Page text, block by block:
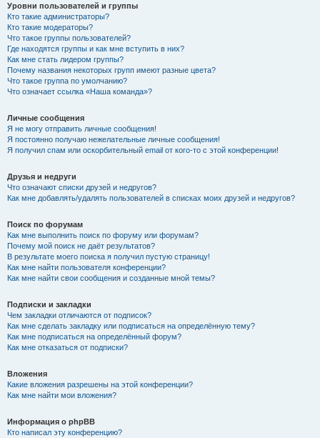
Уровни пользователей и группы
Кто такие администраторы?
Кто такие модераторы?
Что такое группы пользователей?
Где находятся группы и как мне вступить в них?
Как мне стать лидером группы?
Почему названия некоторых групп имеют разные цвета?
Что такое группа по умолчанию?
Что означает ссылка «Наша команда»?
Личные сообщения
Я не могу отправить личные сообщения!
Я постоянно получаю нежелательные личные сообщения!
Я получил спам или оскорбительный email от кого-то с этой конференции!
Друзья и недруги
Что означают списки друзей и недругов?
Как мне добавлять/удалять пользователей в списках моих друзей и недругов?
Поиск по форумам
Как мне выполнить поиск по форуму или форумам?
Почему мой поиск не даёт результатов?
В результате моего поиска я получил пустую страницу!
Как мне найти пользователя конференции?
Как мне найти свои сообщения и созданные мной темы?
Подписки и закладки
Чем закладки отличаются от подписок?
Как мне сделать закладку или подписаться на определённую тему?
Как мне подписаться на определённый форум?
Как мне отказаться от подписки?
Вложения
Какие вложения разрешены на этой конференции?
Как мне найти мои вложения?
Информация о phpBB
Кто написал эту конференцию?